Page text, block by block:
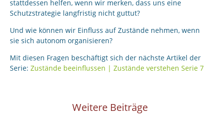
stattdessen helfen, wenn wir merken, dass uns eine
Schutzstrategie langfristig nicht guttut?
Und wie können wir Einfluss auf Zustände nehmen, wenn
sie sich autonom organisieren?
Mit diesen Fragen beschäftigt sich der nächste Artikel der
Serie: Zustände beeinflussen | Zustände verstehen Serie 7
Weitere Beiträge